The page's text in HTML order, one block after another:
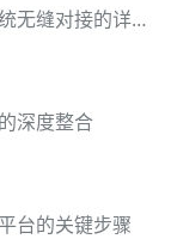
如何实现电商直营仓退货与金蝶云星空系统无缝对接的详细解析
深度整合
台的关键步骤